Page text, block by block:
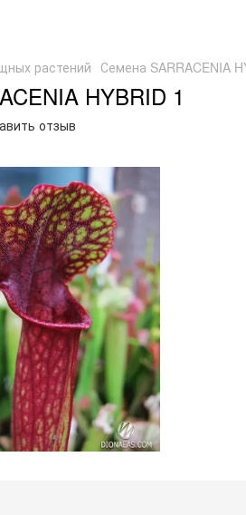
растений Семена SARRACENIA
HYBRID 1
отзыв